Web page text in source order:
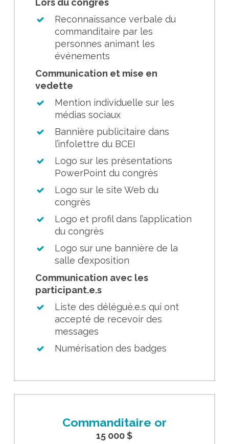
Reconnaissance verbale du
commanditaire par les
personnes animant les
événements
Communication et mise en
vedette
Mention individuelle sur les
médias sociaux
Bannière publicitaire dans
l’infolettre du BCEI
Logo sur les présentations
PowerPoint du congrès
Logo sur le site Web du
congrès
Logo et profil dans l’application
du congrès
Logo sur une bannière de la
salle d’exposition
Communication avec les
participant.e.s
Liste des délégué.e.s qui ont
accepté de recevoir des
messages
Numérisation des badges
Commanditaire or
15 000 $